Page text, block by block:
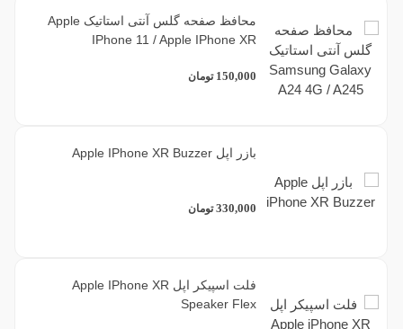
محافظ صفحه گلس آنتی استاتیک Apple
IPhone 11 / Apple IPhone XR
150,000 تومان
بازر اپل Apple IPhone XR Buzzer
330,000 تومان
فلت اسپیکر اپل Apple IPhone XR
Speaker Flex